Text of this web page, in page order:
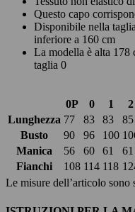
Questo capo
Disponibile nella
inferiore a 160 cm
La modella è alta 178
taglia 0
0P 0 1 2
Lunghezza 77 83 83 85
Busto
90 96 100
Manica
56 60 61 61
Fianchi
108 114 118
Le misure dell’articolo